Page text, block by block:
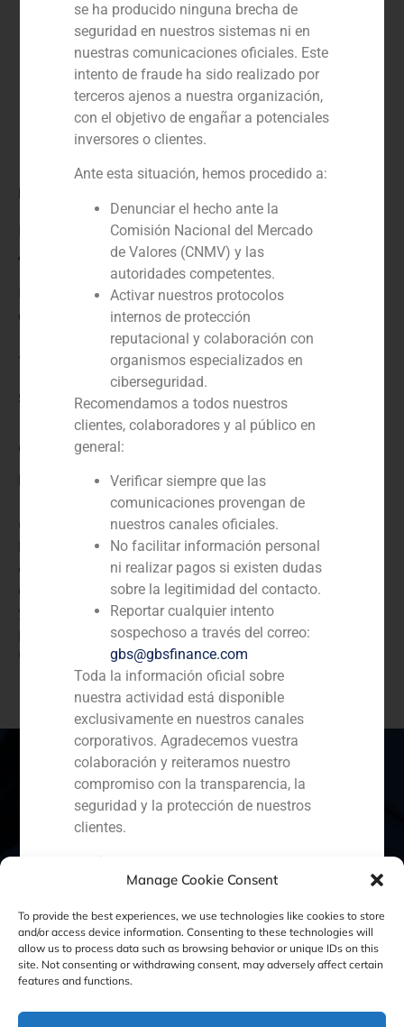
Manage Cookie Consent
To provide the best experiences, we use technologies like cookies to store
and/or access device information. Consenting to these technologies will
allow us to process data such as browsing behavior or unique IDs on this
site. Not consenting or withdrawing consent, may adversely affect certain
features and functions.
Rol:
Financial advisor to the buyer
Año:
Cliente:
Telemedicine Clinic
Servicio / Sector
Corporate Finance
Descripción
GBS Finance actuó como asesor financiero de la firma
británica de capital riesgo y de crecimiento Kennet,
especializada en ampliación de capital,
desinversiones, operaciones de toma de participación
y recapitalizaciones, en la adquisición de una
participación en el centro de radiología Telemedicine
Clinic.
España Portugal Colombia
Ecuador
Política de Cookies Política de Privacidad
Aviso Legal
se ha producido ninguna brecha de
seguridad en nuestros sistemas ni en
nuestras comunicaciones oficiales. Este
intento de fraude ha sido realizado por
terceros ajenos a nuestra organización,
con el objetivo de engañar a potenciales
inversores o clientes.
Ante esta situación, hemos procedido a:
Denunciar el hecho ante la
Comisión Nacional del Mercado
de Valores (CNMV) y las
autoridades competentes.
Activar nuestros protocolos
internos de protección
reputacional y colaboración con
organismos especializados en
ciberseguridad.
Recomendamos a todos nuestros
clientes, colaboradores y al público en
general:
Verificar siempre que las
comunicaciones provengan de
nuestros canales oficiales.
No facilitar información personal
ni realizar pagos si existen dudas
sobre la legitimidad del contacto.
Reportar cualquier intento
sospechoso a través del correo:
gbs@gbsfinance.com
Toda la información oficial sobre
nuestra actividad está disponible
exclusivamente en nuestros canales
corporativos. Agradecemos vuestra
colaboración y reiteramos nuestro
compromiso con la transparencia, la
seguridad y la protección de nuestros
clientes.
Capital Markets AV SA
GBS Finance